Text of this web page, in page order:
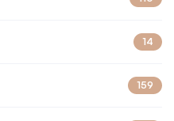
14
159